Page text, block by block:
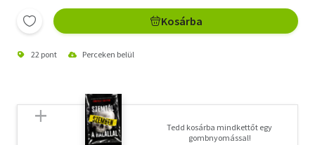
Kosárba
22 pont Perceken belül
Tedd kosárba mindkettőt egy
gombnyomással!